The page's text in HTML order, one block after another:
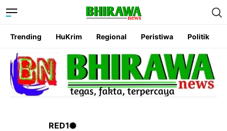
Trending HuKrim Regional Peristiwa Politik
RED1